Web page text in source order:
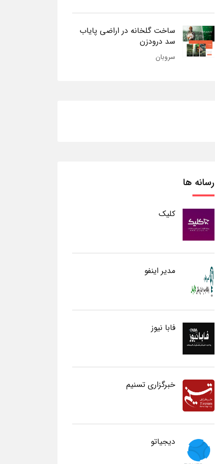
ساخت گلخانه در اراضی پایاب
سد درودزن
سروبان
رسانه ها
کلیک
مدیر اینفو
فابا نیوز
خبرگزاری تسنیم
دیجیاتو